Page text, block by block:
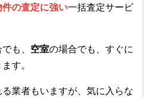
件の査定に強い一括査定サービ
も、 空室の場合でも、すぐに
す。
業者もいますが、気に入らな